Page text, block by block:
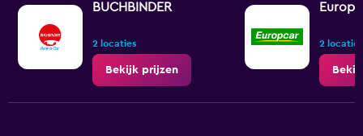
BUCHBINDER
2 locaties
Bekijk prijzen
2 locaties